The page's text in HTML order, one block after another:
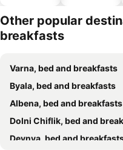
Other popular
breakfasts
Varna, bed and breakfasts
Byala, bed and breakfasts
Albena, bed and breakfasts
Dolni Chiflik, bed and breakfasts
Devnya, bed and